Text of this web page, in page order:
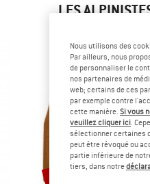
LES
Remise
Jusqu'à -58 %
Nous utilisons des
Par ailleurs, nous
de personnaliser le
nos partenaires de
web; certains de ces
par exemple contre
cette manière. Si vous
veuillez cliquer ici.
sélectionner certaines
peut être révoqué ou
partie inférieure de
tiers, dans notre